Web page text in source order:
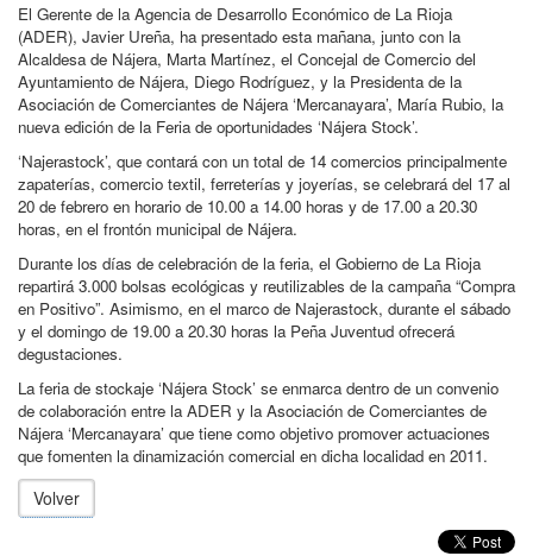
El Gerente de la Agencia de Desarrollo Económico de La Rioja
(ADER), Javier Ureña, ha presentado esta mañana, junto con la
Alcaldesa de Nájera, Marta Martínez, el Concejal de Comercio del
Ayuntamiento de Nájera, Diego Rodríguez, y la Presidenta de la
Asociación de Comerciantes de Nájera ‘Mercanayara’, María Rubio, la
nueva edición de la Feria de oportunidades ‘Nájera Stock’.
‘Najerastock’, que contará con un total de 14 comercios principalmente
zapaterías, comercio textil, ferreterías y joyerías, se celebrará del 17 al
20 de febrero en horario de 10.00 a 14.00 horas y de 17.00 a 20.30
horas, en el frontón municipal de Nájera.
Durante los días de celebración de la feria, el Gobierno de La Rioja
repartirá 3.000 bolsas ecológicas y reutilizables de la campaña “Compra
en Positivo”. Asimismo, en el marco de Najerastock, durante el sábado
y el domingo de 19.00 a 20.30 horas la Peña Juventud ofrecerá
degustaciones.
La feria de stockaje ‘Nájera Stock’ se enmarca dentro de un convenio
de colaboración entre la ADER y la Asociación de Comerciantes de
Nájera ‘Mercanayara’ que tiene como objetivo promover actuaciones
que fomenten la dinamización comercial en dicha localidad en 2011.
Volver